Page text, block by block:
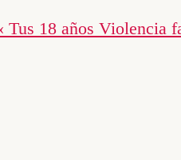
Tus 18 años Violencia